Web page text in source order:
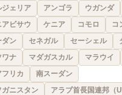
ジェリア アンゴラ ウガンダ
アビサウ
ケニア コモロ コ
ダン
セネガル セーシェル
ワナ
マダガスカル マラウイ
フリカ
南スーダン
ガニスタン アラブ首長国連邦（